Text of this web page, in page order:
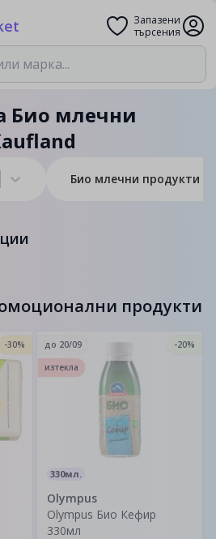
Запазени
търсения
Био млечни
Био млечни продукти
продукти
-30%
330мл.
Olympus
Olympus Био Кефир
330мл
до 20/09
-20%
изтекла